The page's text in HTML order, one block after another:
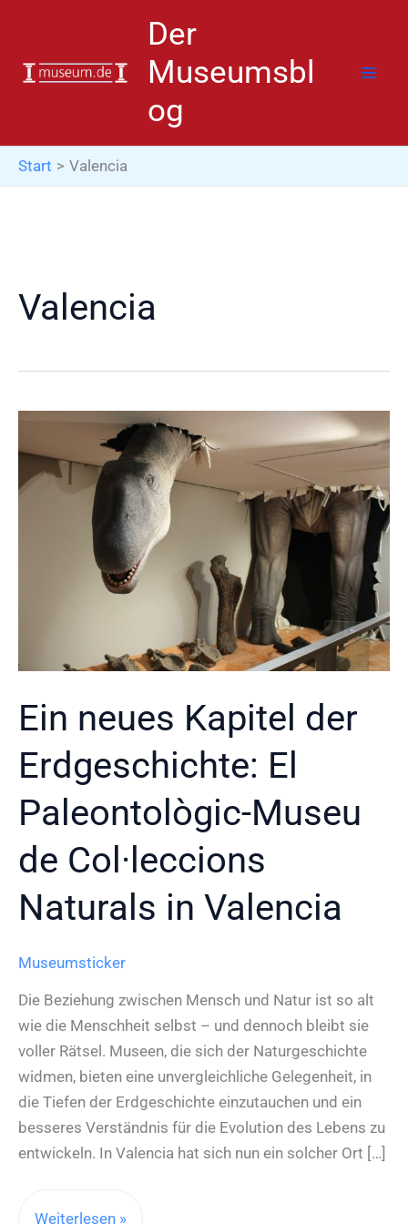
springen
Der
Museumsbl
og
Start Valencia
Valencia
Ein neues Kapitel der
Erdgeschichte: El
Paleontològic-Museu
de Col·leccions
Naturals in Valencia
Museumsticker
Die Beziehung zwischen Mensch und Natur ist so alt
wie die Menschheit selbst – und dennoch bleibt sie
voller Rätsel. Museen, die sich der Naturgeschichte
widmen, bieten eine unvergleichliche Gelegenheit, in
die Tiefen der Erdgeschichte einzutauchen und ein
besseres Verständnis für die Evolution des Lebens zu
entwickeln. In Valencia hat sich nun ein solcher Ort […]
Ein
Weiterlesen »